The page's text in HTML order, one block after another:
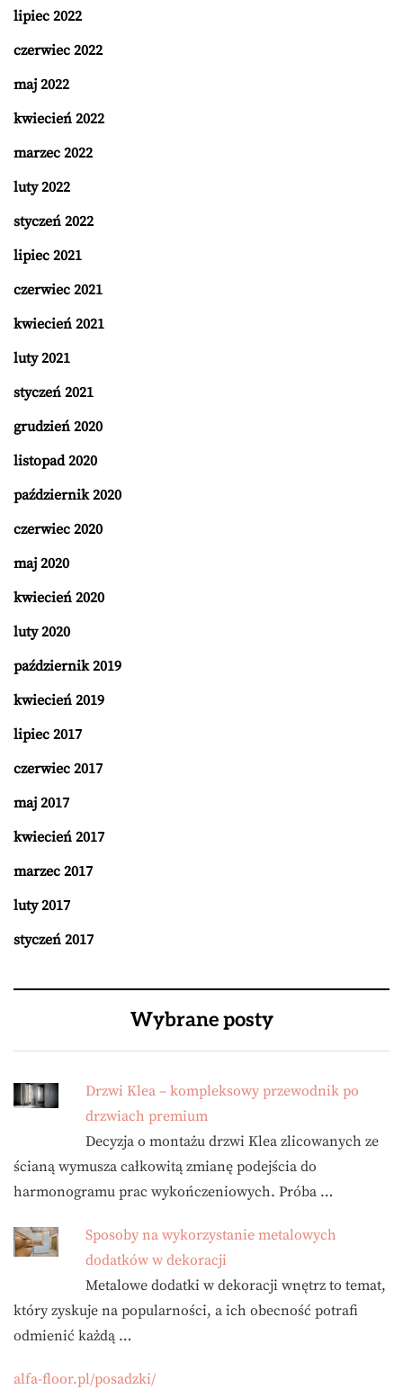
lipiec 2022
czerwiec 2022
maj 2022
kwiecień 2022
marzec 2022
luty 2022
styczeń 2022
lipiec 2021
czerwiec 2021
kwiecień 2021
luty 2021
styczeń 2021
grudzień 2020
listopad 2020
październik 2020
czerwiec 2020
maj 2020
kwiecień 2020
luty 2020
październik 2019
kwiecień 2019
lipiec 2017
czerwiec 2017
maj 2017
kwiecień 2017
marzec 2017
luty 2017
styczeń 2017
Wybrane posty
Drzwi Klea – kompleksowy przewodnik po
drzwiach premium
Decyzja o montażu drzwi Klea zlicowanych ze
ścianą wymusza całkowitą zmianę podejścia do
harmonogramu prac wykończeniowych. Próba …
Sposoby na wykorzystanie metalowych
dodatków w dekoracji
Metalowe dodatki w dekoracji wnętrz to temat,
który zyskuje na popularności, a ich obecność potrafi
odmienić każdą …
alfa-floor.pl/posadzki/